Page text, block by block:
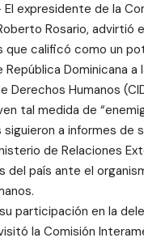
expresidente de la
Rosario, advirtió
que calificó como un
Dominicana a
Derechos Humanos
tal medida de
a informes de
de Relaciones
del país ante el
participación en la
la Comisión